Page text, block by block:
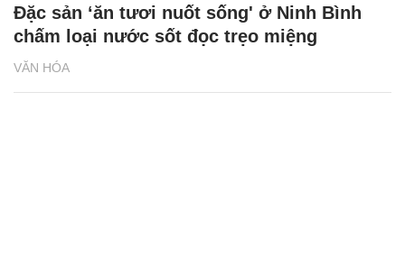
VĂN HÓA
Đặc sản ‘ăn tươi nuốt sống' ở Ninh Bình
chấm loại nước sốt đọc trẹo miệng